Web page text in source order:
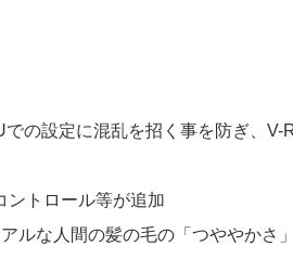
の設定に混乱を招く事を防ぎ、V-
ントロール等が追加
な人間の髪の毛の「つややかさ